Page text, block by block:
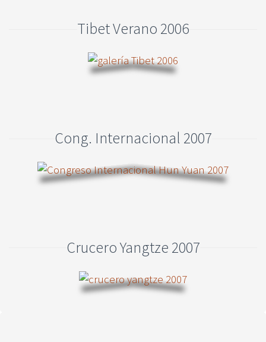
Tibet Verano 2006
Cong. Internacional 2007
Crucero Yangtze 2007